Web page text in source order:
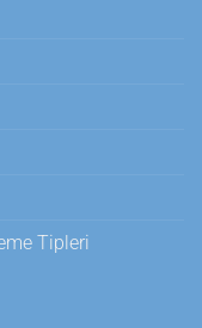
Tipleri